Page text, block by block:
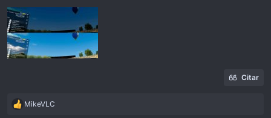
Citar
R
MikeVLC